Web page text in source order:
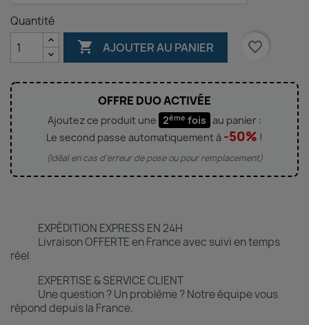
Quantité
 AJOUTER AU PANIER favorite_border
OFFRE DUO ACTIVÉE
Ajoutez ce produit une 2ème fois au panier :
Le second passe automatiquement à -50% !
(Idéal en cas d'erreur de pose ou pour remplacement)
EXPÉDITION EXPRESS EN 24H
Livraison OFFERTE en France avec suivi en temps
réel
EXPERTISE & SERVICE CLIENT
Une question ? Un problème ? Notre équipe vous
répond depuis la France.